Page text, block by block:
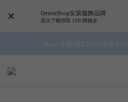
DesireShop女裝服飾品牌
首次下載領取 100 購物金
✿॰ॱ*｡ﾟ 全館滿$799
✿॰ॱ*｡ﾟ 全館滿